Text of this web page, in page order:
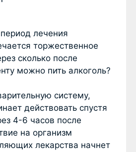
лечения
торжественное
сколько после
можно пить алкоголь?
систему,
действовать спустя
4-6 часов после
на организм
лекарства начнет